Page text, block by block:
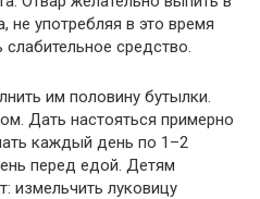
не употребляя в это время
средство.
им половину бутылки.
Дать настояться примерно
каждый день по 1–2
перед едой. Детям
измельчить луковицу